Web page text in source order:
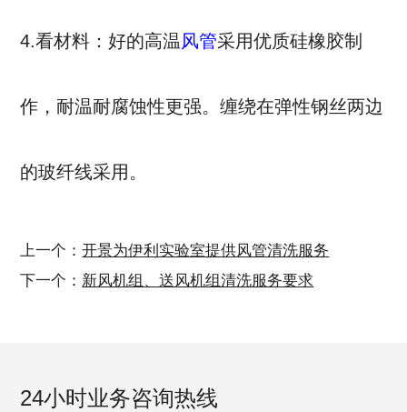
4.看材料：好的高温 风管采用优质硅橡胶制
作，耐温耐腐蚀性更强。缠绕在弹性钢丝两边
的玻纤线采用。
上一个：开景为伊利实验室提供风管清洗服务
下一个： 新风机组、送风机组清洗服务要求
24小时业务咨询热线